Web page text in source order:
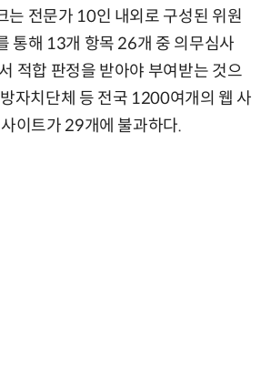
는 전문가 10인 내외로 구성된 위원
통해 13개 항목 26개 중 의무심사
적합 판정을 받아야 부여받는 것으
자치단체 등 전국 1200여개의 웹 사
이트가 29개에 불과하다.